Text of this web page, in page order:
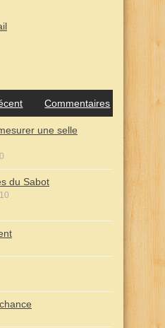
Commentaires
une selle
du Sabot